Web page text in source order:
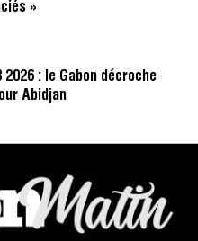
»
: le Gabon décroche
Abidjan